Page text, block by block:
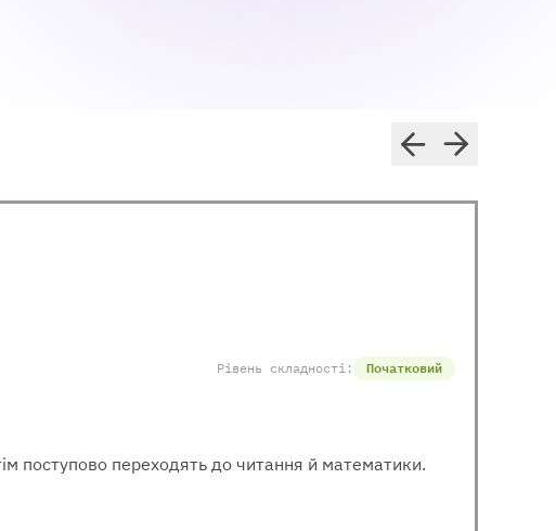
Рівень складності: Початковий
поступово переходять до читання й математики.